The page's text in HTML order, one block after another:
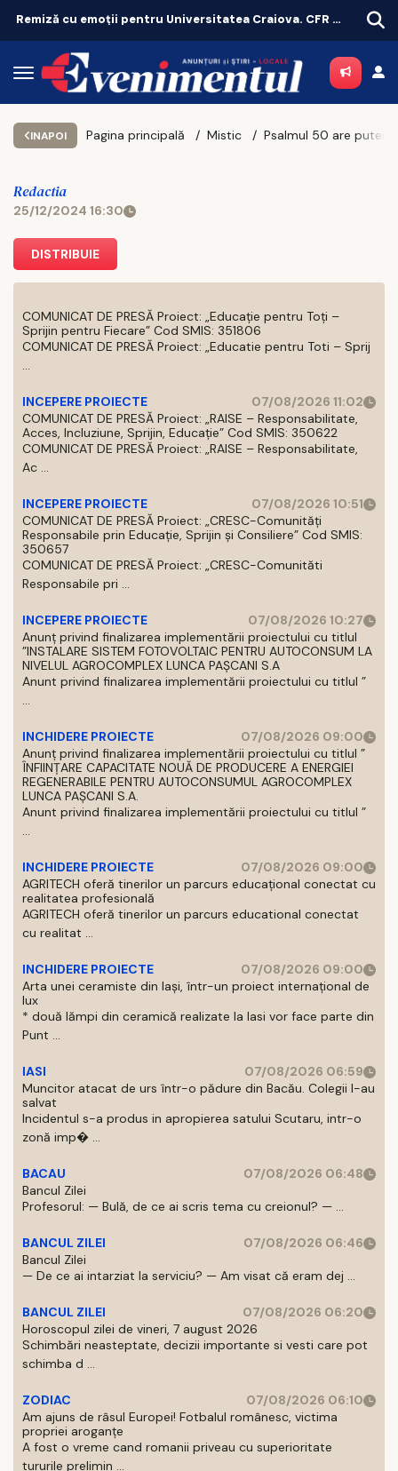
Remiză cu emoții pentru Universitatea Craiova. CFR Cluij, distrusă în Gruia!
INAPOI Pagina principală Mistic
Redactia
25/12/2024 16:30
DISTRIBUIE
COMUNICAT DE PRESĂ Proiect: „Educație pentru Toți –
Sprijin pentru Fiecare” Cod SMIS: 351806
COMUNICAT DE PRESĂ Proiect: „Educatie pentru Toti – Sprij
...
INCEPERE PROIECTE
07/08/2026 11:02
COMUNICAT DE PRESĂ Proiect: „RAISE – Responsabilitate,
Acces, Incluziune, Sprijin, Educație” Cod SMIS: 350622
COMUNICAT DE PRESĂ Proiect: „RAISE – Responsabilitate,
Ac ...
INCEPERE PROIECTE
07/08/2026 10:51
COMUNICAT DE PRESĂ Proiect: „CRESC-Comunități
Responsabile prin Educație, Sprijin și Consiliere” Cod SMIS:
350657
COMUNICAT DE PRESĂ Proiect: „CRESC-Comunităti
Responsabile pri ...
INCEPERE PROIECTE
07/08/2026 10:27
Anunț privind finalizarea implementării proiectului cu titlul
”INSTALARE SISTEM FOTOVOLTAIC PENTRU AUTOCONSUM LA
NIVELUL AGROCOMPLEX LUNCA PAȘCANI S.A
Anunt privind finalizarea implementării proiectului cu titlul ”
...
INCHIDERE PROIECTE
07/08/2026 09:00
Anunț privind finalizarea implementării proiectului cu titlul ”
ÎNFIINȚARE CAPACITATE NOUĂ DE PRODUCERE A ENERGIEI
REGENERABILE PENTRU AUTOCONSUMUL AGROCOMPLEX
LUNCA PAȘCANI S.A.
Anunt privind finalizarea implementării proiectului cu titlul ”
...
INCHIDERE PROIECTE
07/08/2026 09:00
AGRITECH oferă tinerilor un parcurs educațional conectat cu
realitatea profesională
AGRITECH oferă tinerilor un parcurs educational conectat
cu realitat ...
INCHIDERE PROIECTE
07/08/2026 09:00
Arta unei ceramiste din Iași, într-un proiect internațional de
lux
* două lămpi din ceramică realizate la Iasi vor face parte din
Punt ...
IASI
07/08/2026 06:59
Muncitor atacat de urs într-o pădure din Bacău. Colegii l-au
salvat
Incidentul s-a produs in apropierea satului Scutaru, intr-o
zonă imp� ...
BACAU
07/08/2026 06:48
Bancul Zilei
Profesorul: — Bulă, de ce ai scris tema cu creionul? — ...
BANCUL ZILEI
07/08/2026 06:46
Bancul Zilei
— De ce ai intarziat la serviciu? — Am visat că eram dej ...
BANCUL ZILEI
07/08/2026 06:20
Horoscopul zilei de vineri, 7 august 2026
Schimbări neasteptate, decizii importante si vesti care pot
schimba d ...
ZODIAC
07/08/2026 06:10
Am ajuns de râsul Europei! Fotbalul românesc, victima
propriei aroganțe
A fost o vreme cand romanii priveau cu superioritate
tururile prelimin ...